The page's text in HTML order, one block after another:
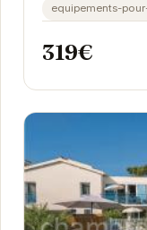
equipements-
319€